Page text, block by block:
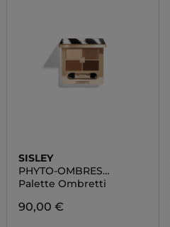
SISLEY
PHYTO-OMBRES
PALETTE
Palette Ombretti
90,00 €